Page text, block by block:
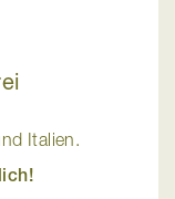
Italien.